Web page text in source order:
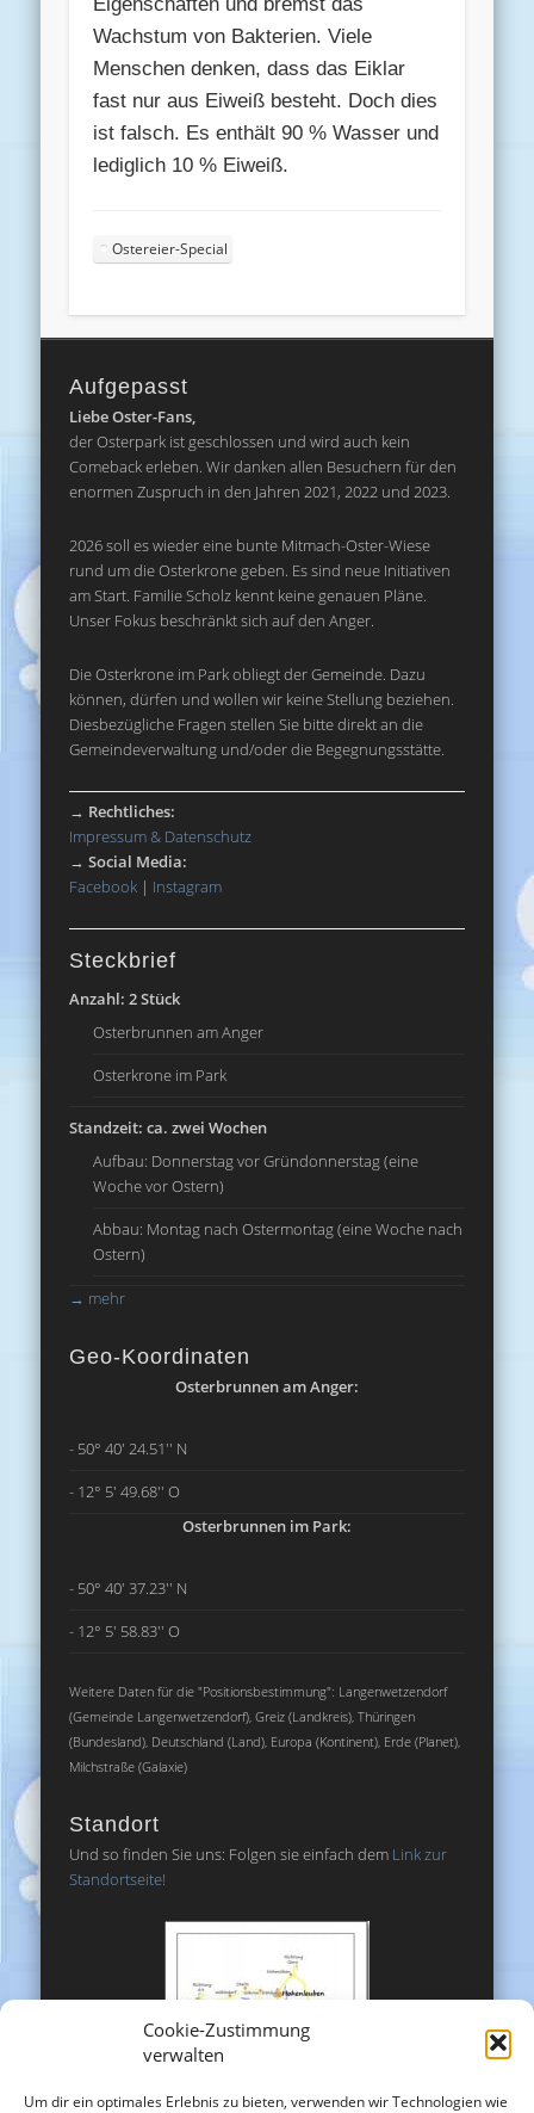
Cookie-Zustimmung
verwalten
Um dir ein optimales Erlebnis zu bieten, verwenden wir Technologien wie
Eigenschaften und bremst das
Wachstum von Bakterien. Viele
Menschen denken, dass das Eiklar
fast nur aus Eiweiß besteht. Doch dies
ist falsch. Es enthält 90 % Wasser und
lediglich 10 % Eiweiß.
Ostereier-Special
Aufgepasst
Liebe Oster-Fans,
der Osterpark ist geschlossen und wird auch kein
Comeback erleben. Wir danken allen Besuchern für den
enormen Zuspruch in den Jahren 2021, 2022 und 2023.
2026 soll es wieder eine bunte Mitmach-Oster-Wiese
rund um die Osterkrone geben. Es sind neue Initiativen
am Start. Familie Scholz kennt keine genauen Pläne.
Unser Fokus beschränkt sich auf den Anger.
Die Osterkrone im Park obliegt der Gemeinde. Dazu
können, dürfen und wollen wir keine Stellung beziehen.
Diesbezügliche Fragen stellen Sie bitte direkt an die
Gemeindeverwaltung und/oder die Begegnungsstätte.
→ Rechtliches:
Impressum & Datenschutz
→Social Media:
Facebook | Instagram
Steckbrief
Anzahl: 2 Stück
Osterbrunnen am Anger
Osterkrone im Park
Standzeit: ca. zwei Wochen
Aufbau: Donnerstag vor Gründonnerstag (eine
Woche vor Ostern)
Abbau: Montag nach Ostermontag (eine Woche nach
Ostern)
→ mehr
Geo-Koordinaten
Osterbrunnen am Anger:
- 50° 40' 24.51'' N
- 12° 5' 49.68'' O
Osterbrunnen im Park:
- 50° 40' 37.23'' N
- 12° 5' 58.83'' O
Weitere Daten für die "Positionsbestimmung": Langenwetzendorf
(Gemeinde Langenwetzendorf), Greiz (Landkreis), Thüringen
(Bundesland), Deutschland (Land), Europa (Kontinent), Erde (Planet),
Milchstraße (Galaxie)
Standort
Und so finden Sie uns: Folgen sie einfach dem Link zur
Standortseite!